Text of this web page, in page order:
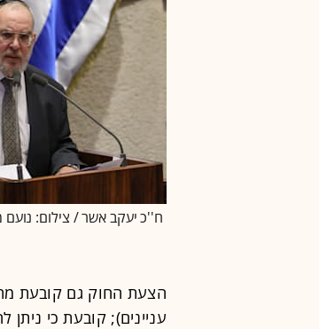
ח''כ יעקב אשר / צילום: נועם
הצעת החוק גם קובעת
עניינים); קובעת כי